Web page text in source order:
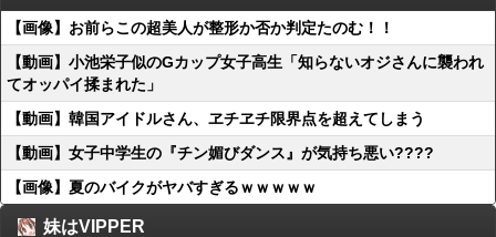
【画像】お前らこの超美人が整形か否か判定たのむ！！
【動画】小池栄子似のGカップ女子高生「知らないオジさんに襲われ
てオッパイ揉まれた」
【動画】韓国アイドルさん、ヱチヱチ限界点を超えてしまう
【動画】女子中学生の『チン媚びダンス』が気持ち悪い????
【画像】夏のバイクがヤバすぎるｗｗｗｗｗ
妹はVIPPER